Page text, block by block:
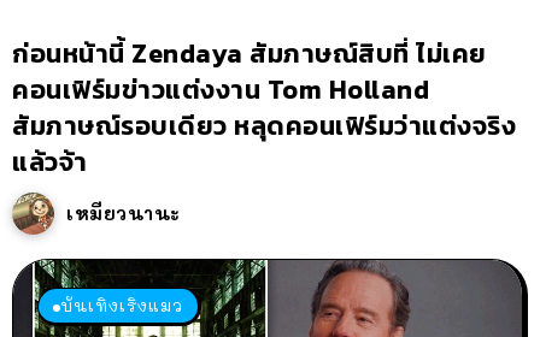
ก่อนหน้านี้ Zendaya สัมภาษณ์สิบที่ ไม่เคย
คอนเฟิร์มข่าวแต่งงาน Tom Holland
สัมภาษณ์รอบเดียว หลุดคอนเฟิร์มว่าแต่งจริง
แล้วจ้า
เหมียวนานะ
บันเทิงเริงแมว